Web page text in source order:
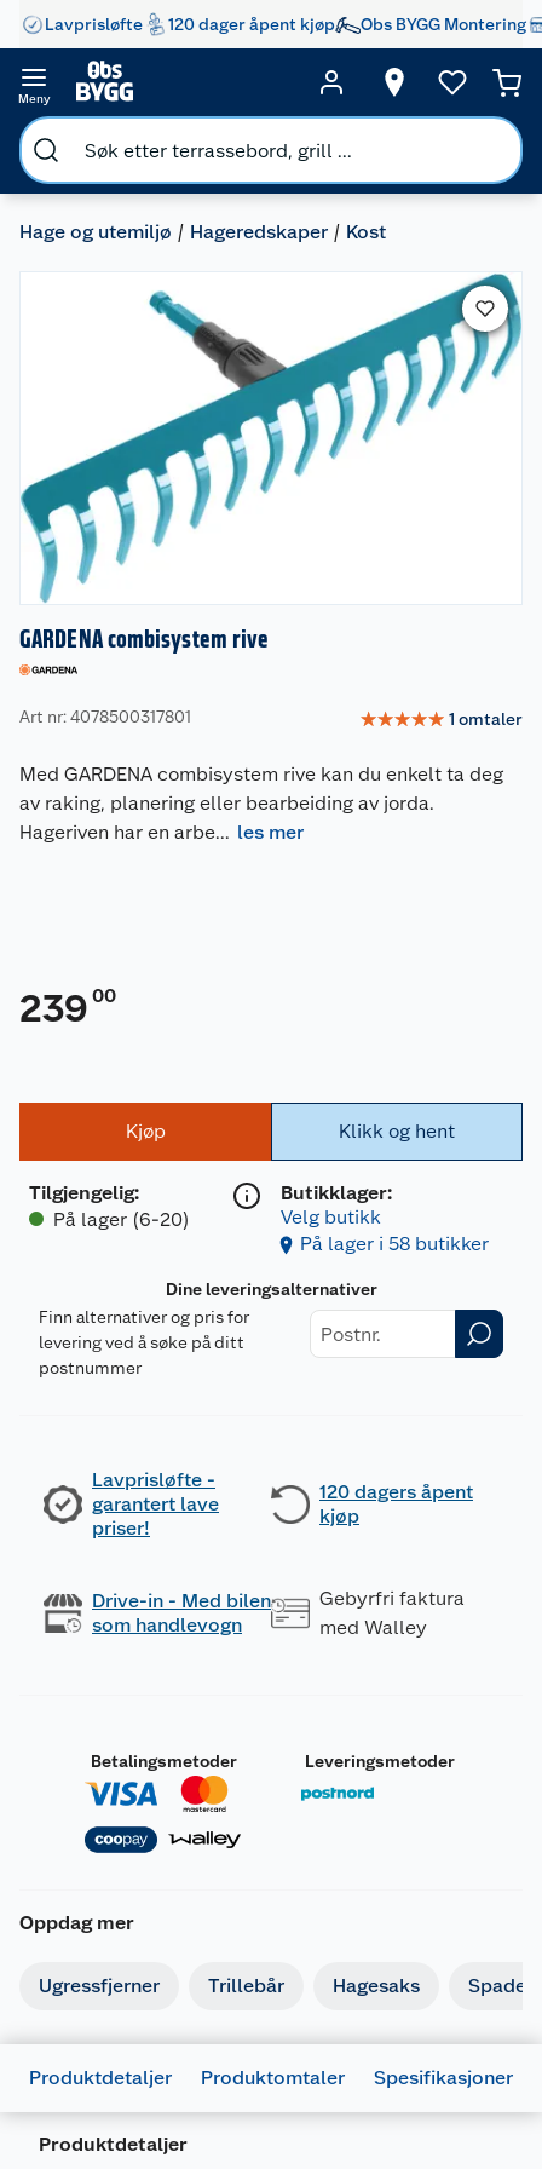
Lavprisløfte 120 dager åpent kjøp Obs BYGG Montering
Meny
Hage og utemiljø Hageredskaper Kost
GARDENA combisystem rive
Art nr: 4078500317801 ☆☆☆☆☆ 1 omtaler
Med GARDENA combisystem rive kan du enkelt ta deg
av raking, planering eller bearbeiding av jorda.
Hageriven har en arbe... les mer
239 00
Kjøp
Tilgjengelig:
På lager (6-20)
Klikk og hent
Butikklager:
Velg butikk
På lager i 58 butikker
Dine leveringsalternativer
Finn alternativer og pris for
levering ved å søke på ditt
postnummer
Lavprisløfte -
garantert lave
priser!
120 dagers åpent
kjøp
Drive-in - Med bilen
som handlevogn
Gebyrfri faktura
med Walley
Betalingsmetoder Leveringsmetoder
Oppdag mer
Ugressfjerner Trillebår Hagesaks Spade
Produktdetaljer Produktomtaler Spesifikasjoner
Produktdetaljer